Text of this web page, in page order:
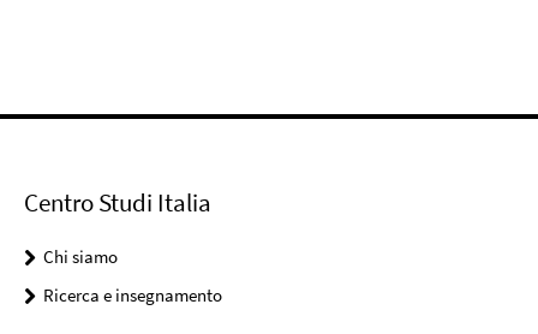
Centro Studi Italia
Chi siamo
Ricerca e insegnamento